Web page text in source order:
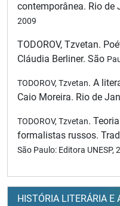
contemporânea. Rio de
2009
TODOROV, Tzvetan.
Cláudia Berliner. São
TODOROV, Tzvetan. A
Caio Moreira. Rio de
TODOROV, Tzvetan.
formalistas russos.
São Paulo: Editora UNESP,
HISTÓRIA LITERÁRIA E